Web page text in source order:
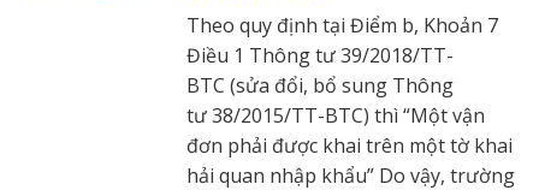
Theo quy định tại Điểm b, Khoản 7
Điều 1 Thông tư 39/2018/TT-
BTC (sửa đổi, bổ sung Thông
tư 38/2015/TT-BTC) thì “Một vận
đơn phải được khai trên một tờ khai
hải quan nhập khẩu” Do vậy, trường